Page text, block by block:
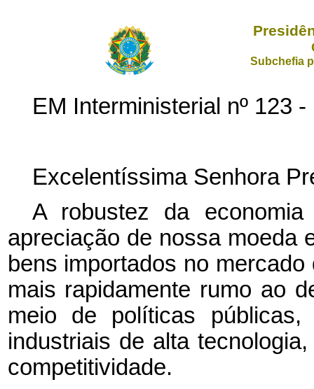
Subchefia
EM Interministerial nº 123
Excelentíssima Senhora
A robustez da
apreciação de nossa moeda
bens importados no
mais rapidamente rumo ao
meio de políticas
industriais de alta
competitividade.